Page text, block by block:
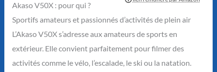
Akaso V50X : pour qui ?
Sportifs amateurs et passionnés d’activités de plein air
L’Akaso V50X s’adresse aux amateurs de sports en
extérieur. Elle convient parfaitement pour filmer des
activités comme le vélo, l’escalade, le ski ou la natation.